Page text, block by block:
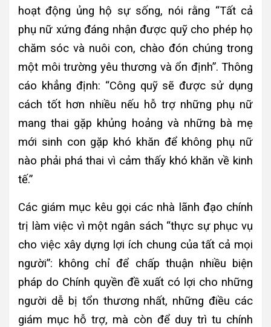
hoạt động ủng hộ sự sống, nói rằng “Tất cả
phụ nữ xứng đáng nhận được quỹ cho phép họ
chăm sóc và nuôi con, chào đón chúng trong
một môi trường yêu thương và ổn định”. Thông
cáo khẳng định: “Công quỹ sẽ được sử dụng
cách tốt hơn nhiều nếu hỗ trợ những phụ nữ
mang thai gặp khủng hoảng và những bà mẹ
mới sinh con gặp khó khăn để không phụ nữ
nào phải phá thai vì cảm thấy khó khăn về kinh
tế.”
Các giám mục kêu gọi các nhà lãnh đạo chính
trị làm việc vì một ngân sách “thực sự phục vụ
cho việc xây dựng lợi ích chung của tất cả mọi
người”: không chỉ để chấp thuận nhiều biện
pháp do Chính quyền đề xuất có lợi cho những
người dễ bị tổn thương nhất, những điều các
giám mục hỗ trợ, mà còn để duy trì tu chính